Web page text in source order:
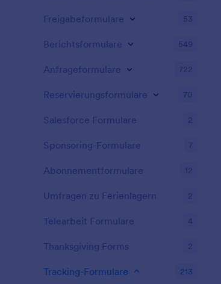
Freigabeformulare 53
Berichtsformulare 549
Anfrageformulare 722
Reservierungsformulare 70
Salesforce Formulare 2
Sponsoring-Formulare 7
Abonnementformulare 12
Umfragen zu Ferienlagern 2
Telearbeit Formulare 4
Thanksgiving Forms 2
Tracking-Formulare 213